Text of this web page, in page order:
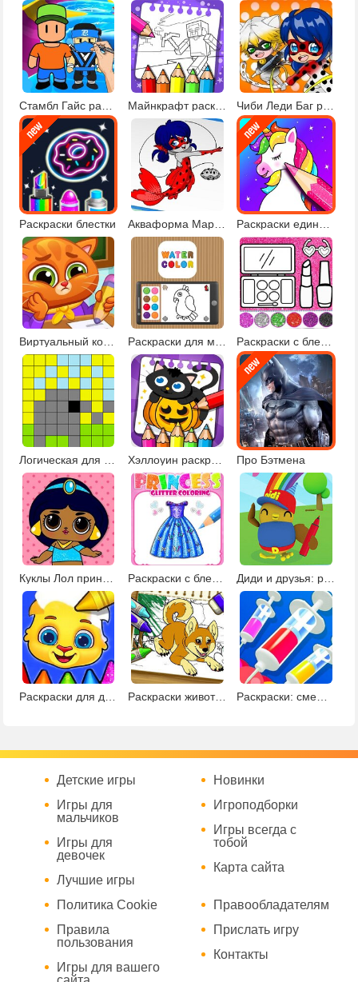
Майнкрафт раскраски Чиби Леди Баг раскраска
Раскраски блестки Акваформа Маринетт и друзья
Виртуальный кот в школе Раскраски для малышей Раскраски с блестками и нейл-арт
Логическая для детей 5 лет Хэллоуин раскраски и рисовалки Про Бэтмена
Куклы Лол принцессы Раскраски с блестками Диди и друзья: развивающие раскраски
Раскраски для детей 2 Раскраски животных с креатором 2 Раскраски: смешай цвета
Детские игры
Игры для
мальчиков
Игры для
девочек
Лучшие игры
Новинки
Игроподборки
Игры всегда с
тобой
Карта сайта
Политика Cookie
Правила
пользования
Игры для вашего
Правообладателям
Прислать игру
Контакты